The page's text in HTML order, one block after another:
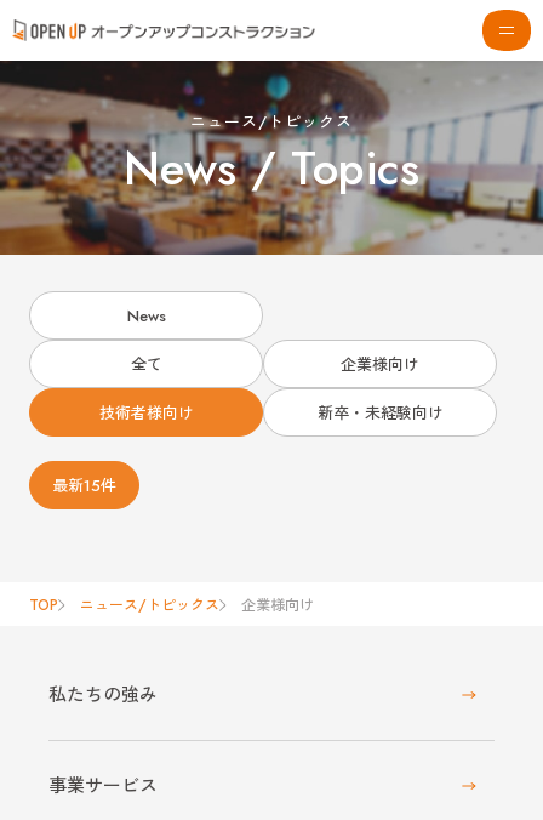
ニュース/トピックス
News / Topics
News
全て 企業様向け
技術者様向け 新卒・未経験向け
最新15件
TOP ニュース/トピックス 企業様向け
私たちの強み
事業サービス